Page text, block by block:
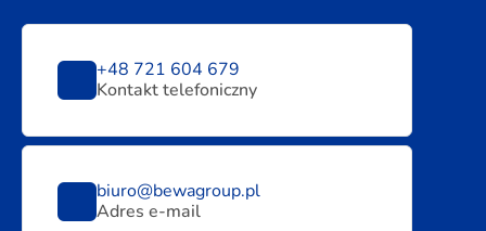
+48 721 604 679
Kontakt telefoniczny
biuro@bewagroup.pl
Adres e-mail